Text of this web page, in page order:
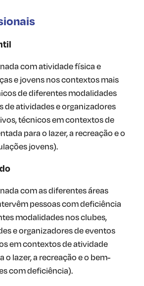
com atividade física e
e jovens nos contextos mais
de diferentes modalidades
de atividades e organizadores
técnicos em contextos de
para o lazer, a recreação e o
jovens).
com as diferentes áreas
pessoas com deficiência
modalidades nos clubes,
e organizadores de eventos
em contextos de atividade
o lazer, a recreação e o bem-
com deficiência).